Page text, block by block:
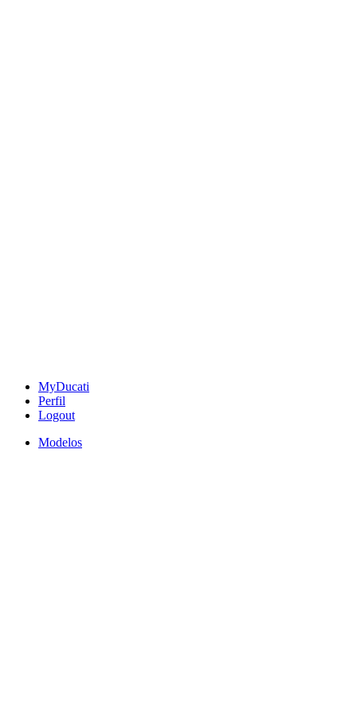
MyDucati
Perfil
Logout
Modelos